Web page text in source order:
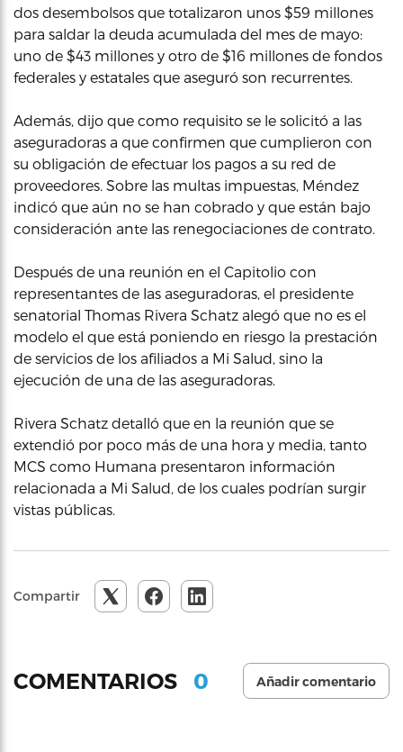
dos desembolsos que totalizaron unos $59 millones
para saldar la deuda acumulada del mes de mayo:
uno de $43 millones y otro de $16 millones de fondos
federales y estatales que aseguró son recurrentes.
Además, dijo que como requisito se le solicitó a las
aseguradoras a que confirmen que cumplieron con
su obligación de efectuar los pagos a su red de
proveedores. Sobre las multas impuestas, Méndez
indicó que aún no se han cobrado y que están bajo
consideración ante las renegociaciones de contrato.
Después de una reunión en el Capitolio con
representantes de las aseguradoras, el presidente
senatorial Thomas Rivera Schatz alegó que no es el
modelo el que está poniendo en riesgo la prestación
de servicios de los afiliados a Mi Salud, sino la
ejecución de una de las aseguradoras.
Rivera Schatz detalló que en la reunión que se
extendió por poco más de una hora y media, tanto
MCS como Humana presentaron información
relacionada a Mi Salud, de los cuales podrían surgir
vistas públicas.
Compartir
COMENTARIOS 0 Añadir comentario